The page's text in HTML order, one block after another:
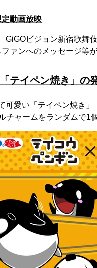
動画放映
GiGOビジョン新宿歌舞
ァンへのメッセージ等
テイペン焼き」の
可愛い「テイペン焼き
チャームをランダムで1